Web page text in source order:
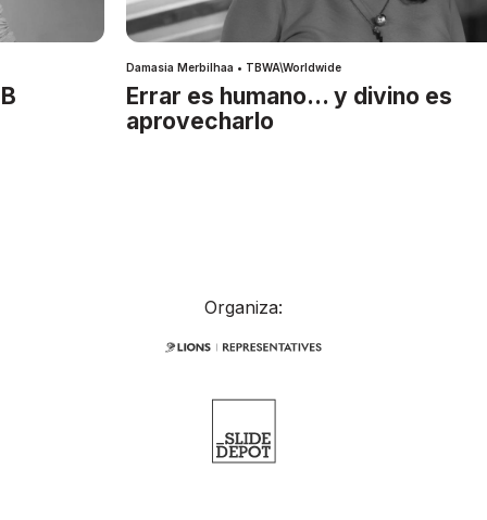
Damasia Merbilhaa • TBWA\Worldwide
Errar es humano… y divino es
aprovecharlo
Organiza: